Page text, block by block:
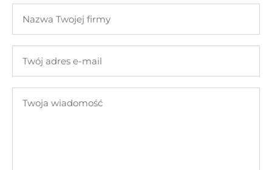
nazwisko
Twojej
adres
mail
wiadomość